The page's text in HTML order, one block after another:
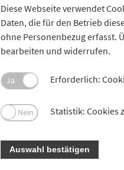
Diese Webseite verwendet
Daten, die für den Betrieb
ohne Personenbezug erfasst.
bearbeiten und widerrufen.
Ja Erforderlich:
Nein Statistik: Cookies
Auswahl bestätigen